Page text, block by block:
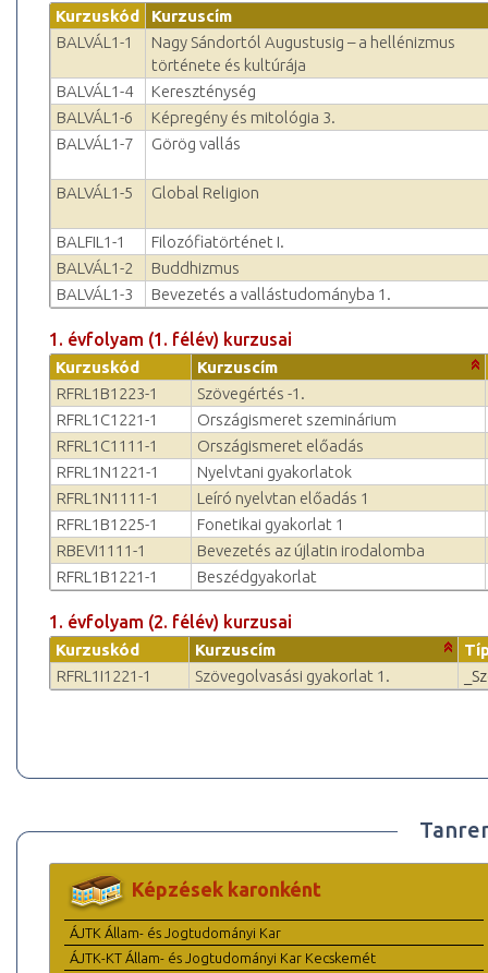
Kurzuskód
Kurzuscím
BALVÁL1-1
Nagy Sándortól Augustusig – a hellénizmus
története és kultúrája
BALVÁL1-4
Kereszténység
BALVÁL1-6
Képregény és mitológia 3.
BALVÁL1-7
Görög vallás
BALVÁL1-5 Global Religion
BALFIL1-1
Filozófiatörténet I.
BALVÁL1-2
Buddhizmus
BALVÁL1-3
Bevezetés a vallástudományba 1.
1. évfolyam (1. félév) kurzusai
Kurzuskód
Kurzuscím
RFRL1B1223-1
Szövegértés -1.
RFRL1C1221-1
Országismeret szeminárium
RFRL1C1111-1
Országismeret előadás
RFRL1N1221-1
Nyelvtani gyakorlatok
RFRL1N1111-1
Leíró nyelvtan előadás 1
RFRL1B1225-1
Fonetikai gyakorlat 1
RBEVI1111-1
Bevezetés az újlatin irodalomba
RFRL1B1221-1
Beszédgyakorlat
1. évfolyam (2. félév) kurzusai
Kurzuskód Kurzuscím
RFRL1I1221-1
Szövegolvasási gyakorlat 1.
Képzések karonként
ÁJTK Állam- és Jogtudományi Kar
ÁJTK-KT Állam- és Jogtudományi Kar Kecskemét